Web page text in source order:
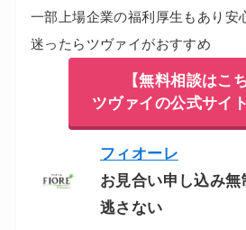
一部上場企業の福利厚生もあり安
迷ったらツヴァイがおすすめ
【無料相談はこ
ツヴァイの公式サイ
フィオーレ
お見合い申し込み
逃さない